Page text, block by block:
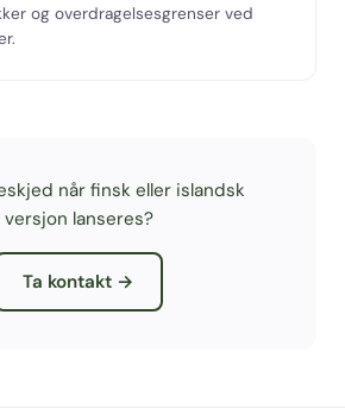
og overdragelsesgrenser ved
når finsk eller islandsk
versjon lanseres?
Ta kontakt →